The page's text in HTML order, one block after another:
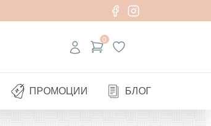
0
ПРОМОЦИИ БЛОГ